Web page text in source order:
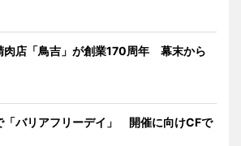
肉店「鳥吉」が創業170周年 幕末から
「バリアフリーデイ」 開催に向けCFで